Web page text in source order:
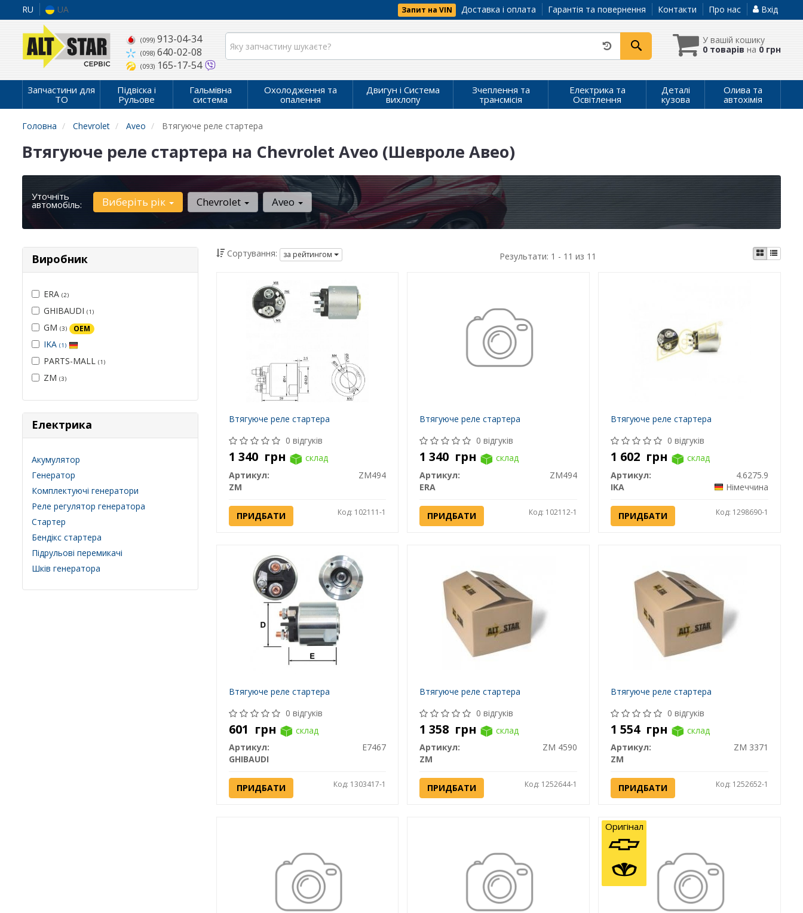
RU UA Запит на VIN Доставка і оплата Гарантія та повернення Контакти Про нас Вхід
(099)913-04-34
(098)640-02-08
(093)165-17-54
У вашій кошику
0 товарів на 0 грн
Запчастини для
ТО
Підвіска і
Рульове
Гальмівна
система
Охолодження та
опалення
Двигун і Система
вихлопу
Зчеплення та
трансмісія
Електрика та
Освітлення
Деталі
кузова
Олива та
автохімія
Головна Chevrolet Aveo Втягуюче реле стартера
Втягуюче реле стартера на Chevrolet Aveo (Шевроле Авео)
Уточніть
автомобіль: Виберіть рік Chevrolet Aveo
Виробник
ERA (2)
GHIBAUDI (1)
GM (3) OEM
IKA (1)
PARTS-MALL (1)
ZM (3)
Електрика
Акумулятор
Генератор
Комплектуючі генератори
Реле регулятор генератора
Стартер
Бендікс стартера
Підрульові перемикачі
Шків генератора
Сортування: за рейтингом Результати: 1 - 11 из 11
Втягуюче реле стартера
0 відгуків
1 340 грн
склад
Артикул:
ZM494
ZM
ПРИДБАТИ Код: 102111-1
Втягуюче реле стартера
0 відгуків
1 340 грн
склад
Артикул:
ZM494
ERA
ПРИДБАТИ Код: 102112-1
Втягуюче реле стартера
0 відгуків
1 602 грн
склад
Артикул:
4.6275.9
IKA
Німеччина
ПРИДБАТИ Код: 1298690-1
Втягуюче реле стартера
0 відгуків
601 грн
склад
Артикул:
E7467
GHIBAUDI
ПРИДБАТИ Код: 1303417-1
Втягуюче реле стартера
0 відгуків
1 358 грн
склад
Артикул:
ZM 4590
ZM
ПРИДБАТИ Код: 1252644-1
Втягуюче реле стартера
0 відгуків
1 554 грн
склад
Артикул:
ZM 3371
ZM
ПРИДБАТИ Код: 1252652-1
Оригінал